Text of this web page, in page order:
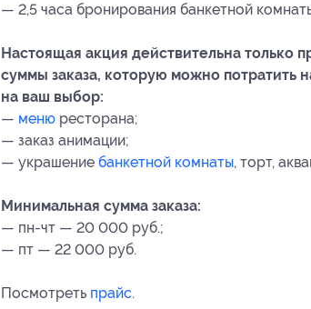
— 2,5 часа бронирования банкетной
Настоящая акция действительна только
суммы заказа, которую можно потратить
на ваш выбор:
— меню ресторана;
— заказ анимации;
— украшение банкетной комнаты, торт,
Минимальная сумма заказа:
— пн-чт — 20 000 руб.;
— пт — 22 000 руб.
Посмотреть прайс.